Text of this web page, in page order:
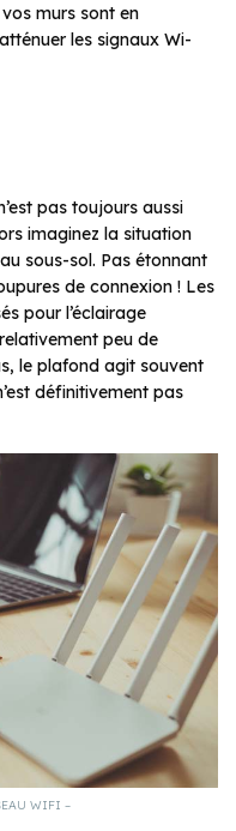
murs sont en
les signaux Wi-
pas toujours aussi
imaginez la situation
sous-sol. Pas étonnant
de connexion ! Les
pour l’éclairage
peu de
le plafond agit souvent
définitivement pas
WIFI –